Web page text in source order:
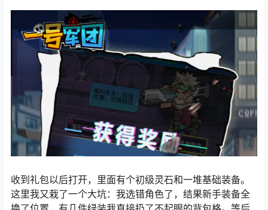
收到礼包以后打开，里面有个初级灵石和一堆基础装备。
这里我又栽了一个大坑：我选错角色了，结果新手装备全